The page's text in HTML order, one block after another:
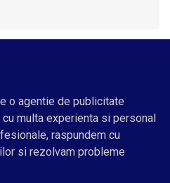
o agentie de publicitate
multa experienta si personal
raspundem cu
si rezolvam probleme